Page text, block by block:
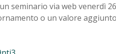
seminario via web venerdì 26
o un valore aggiunto